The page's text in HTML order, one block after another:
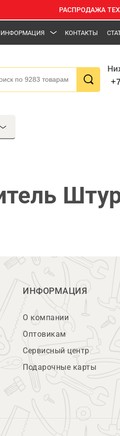
РАСПРОДАЖА
ИНФОРМАЦИЯ КОНТАКТЫ
ИНФОРМАЦИЯ
О компании
Оптовикам
Сервисный центр
Подарочные карты